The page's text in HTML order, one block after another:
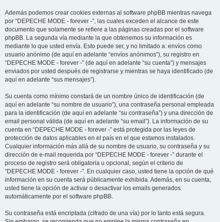
Además podemos crear cookies externas al software phpBB mientras navega
por “DEPECHE MODE - forever -”, las cuales exceden el alcance de este
documento que solamente se refiere a las páginas creadas por el software
phpBB. La segunda vía mediante la que obtenemos su información es
mediante lo que usted envía. Esto puede ser, y no limitado a: envíos como
usuario anónimo (de aquí en adelante “envíos anónimos”), su registro en
“DEPECHE MODE - forever -” (de aquí en adelante “su cuenta”) y mensajes
enviados por usted después de registrarse y mientras se haya identificado (de
aquí en adelante “sus mensajes”).
Su cuenta como mínimo constará de un nombre único de identificación (de
aquí en adelante “su nombre de usuario”), una contraseña personal empleada
para la identificación (de aquí en adelante “su contraseña”) y una dirección de
email personal válida (de aquí en adelante “su email”). La información de su
cuenta en “DEPECHE MODE - forever -” está protegida por las leyes de
protección de datos aplicables en el país en el que estamos instalados.
Cualquier información más allá de su nombre de usuario, su contraseña y su
dirección de e-mail requerida por “DEPECHE MODE - forever -” durante el
proceso de registro será obligatoria u opcional, según el criterio de
“DEPECHE MODE - forever -”. En cualquier caso, usted tiene la opción de qué
información en su cuenta será públicamente exhibida. Además, en su cuenta,
usted tiene la opción de activar o desactivar los emails generados
automáticamente por el software phpBB.
Su contraseña está encriptada (cifrado de una vía) por lo tanto está segura.